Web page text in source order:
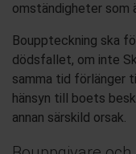
omständigheter som
Bouppteckning ska
dödsfallet, om inte
samma tid förlänger
hänsyn till boets
annan särskild orsak.